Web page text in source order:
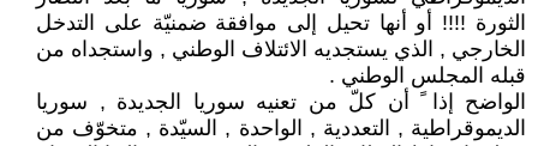
الثورة !!!! أو أنها تحيل إلى موافقة ضمنيّة على التدخل
الخارجي , الذي يستجديه الائتلاف الوطني , واستجداه من
قبله المجلس الوطني .
الواضح إذا ً أن كلّ من تعنيه سوريا الجديدة , سوريا
الديموقراطية , التعددية , الواحدة , السيّدة , متخوّف من